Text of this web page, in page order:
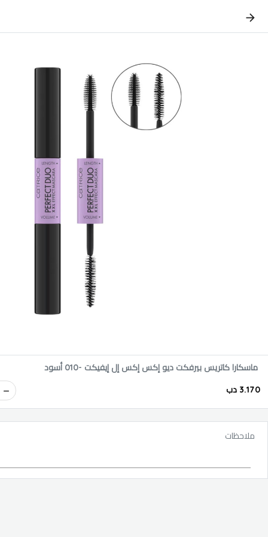
ماسكارا كاتريس بيرفكت ديو إكس إكس إل إيفيكت -010 أسود
3.170 دب
ملاحظات